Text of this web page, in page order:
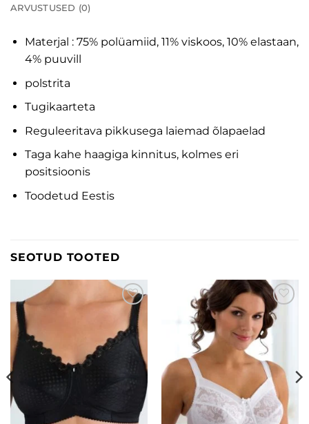
ARVUSTUSED (0)
Materjal : 75% polüamiid, 11% viskoos, 10% elastaan,
4% puuvill
polstrita
Tugikaarteta
Reguleeritava pikkusega laiemad õlapaelad
Taga kahe haagiga kinnitus, kolmes eri
positsioonis
Toodetud Eestis
SEOTUD TOOTED
soovinimekirja
Lisa
soovinimekirja